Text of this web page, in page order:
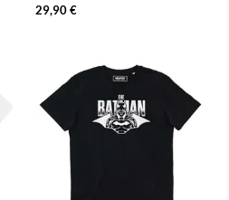
29,90 €